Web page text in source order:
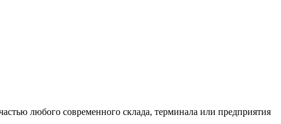
любого современного склада, терминала или предприятия